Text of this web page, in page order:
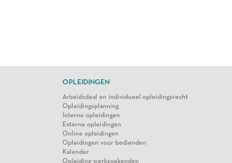
OPLEIDINGEN
Arbeidsdeal en individueel opleidingsrecht
Opleidingsplanning
Interne opleidingen
Externe opleidingen
Online opleidingen
Opleidingen voor bedienden
Kalender
Opleiding werkzoekenden